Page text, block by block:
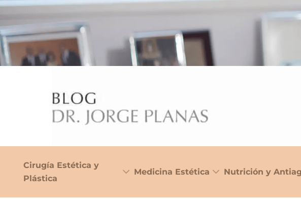
Cirugía Estética y
Plástica
Medicina Estética Nutrición y